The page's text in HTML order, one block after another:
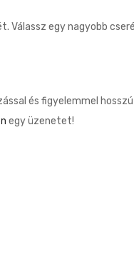
Válassz egy nagyobb
és figyelemmel
egy üzenetet!